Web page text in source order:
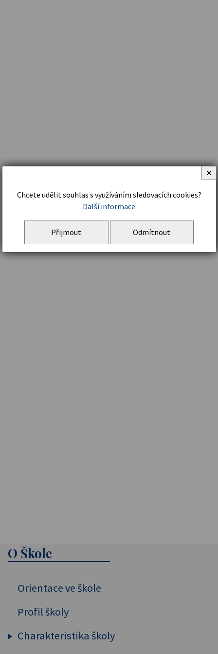
O Škole
Orientace ve škole
Profil školy
Charakteristika školy
Chcete udělit souhlas s využíváním sledovacích cookies?
Další informace
Přijmout Odmítnout
✕